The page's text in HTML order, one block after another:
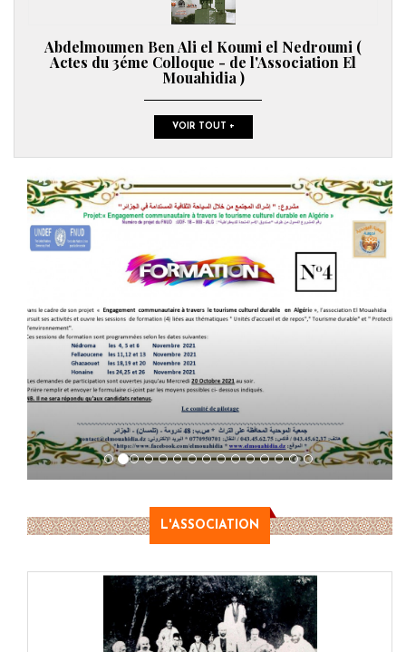
Abdelmoumen Ben Ali el Koumi el Nedroumi (
Actes du 3éme Colloque - de l'Association El
Mouahidia )
VOIR TOUT +
L'ASSOCIATION